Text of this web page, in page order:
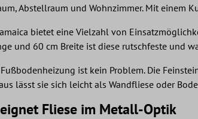
Abstellraum und Wohnzimmer. Mit
bietet eine Vielzahl von
und 60 cm Breite ist diese rutschfeste und
ist kein Problem. Die
lässt sie sich leicht als Wandfliese oder
Fliese im Metall-Optik